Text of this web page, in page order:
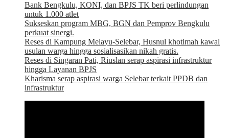
Bank Bengkulu, KONI, dan BPJS TK beri perlindungan
untuk 1.000 atlet
Sukseskan program MBG, BGN dan Pemprov Bengkulu
perkuat sinergi.
Reses di Kampung Melayu-Selebar, Husnul khotimah kawal
usulan warga hingga sosialisasikan nikah gratis.
Reses di Singaran Pati, Riuslan serap aspirasi infrastruktur
hingga Layanan BPJS
Kharisma serap aspirasi warga Selebar terkait PPDB dan
infrastruktur